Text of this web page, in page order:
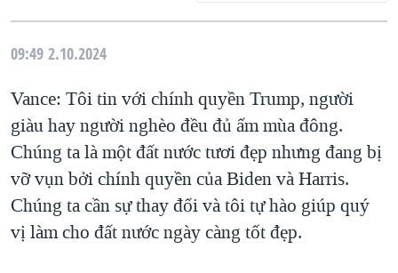
NGƯ DÂN VIỆT VÀ LÀN SÓNG TRỘM HẢI SÂM
QUAN HỆ VIỆT MỸ
09:49 2.10.2024
Vance: Tôi tin với chính quyền Trump, người
giàu hay người nghèo đều đủ ấm mùa đông.
Chúng ta là một đất nước tươi đẹp nhưng đang bị
vỡ vụn bởi chính quyền của Biden và Harris.
Chúng ta cần sự thay đổi và tôi tự hào giúp quý
vị làm cho đất nước ngày càng tốt đẹp.